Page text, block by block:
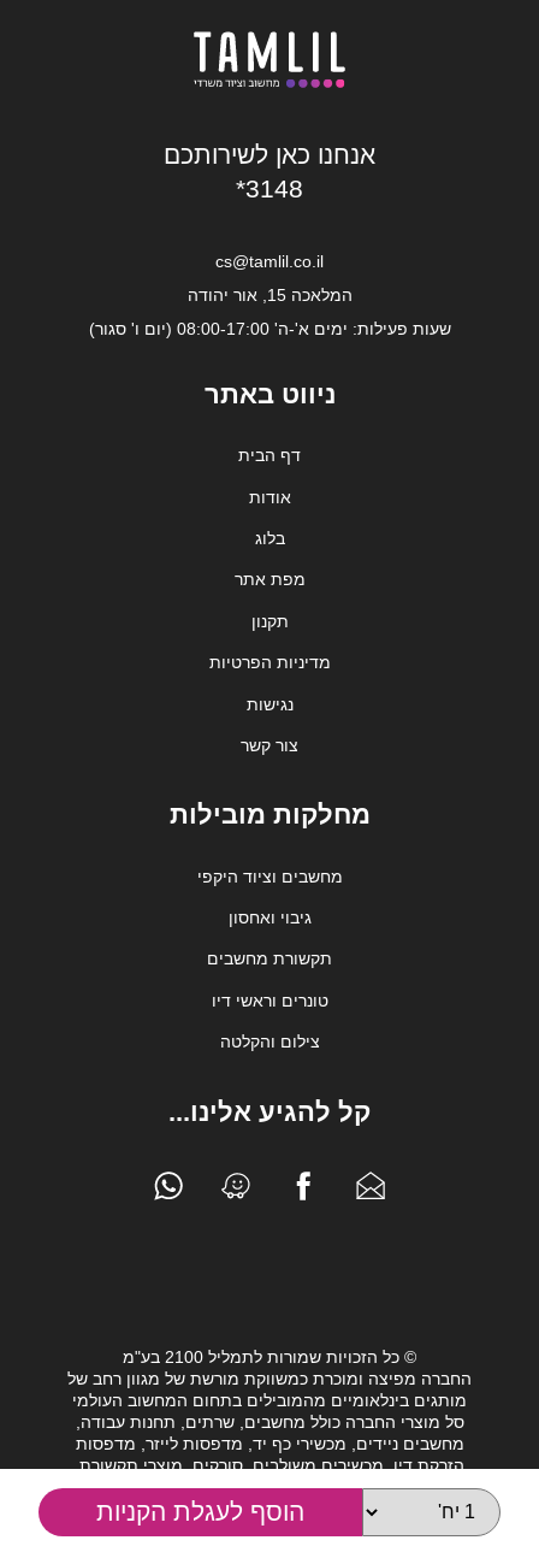
אנחנו כאן לשירותכם
*3148
cs@tamlil.co.il
המלאכה 15, אור יהודה
שעות פעילות: ימים א'-ה' 08:00-17:00 (יום ו' סגור)
ניווט באתר
דף הבית
אודות
בלוג
מפת אתר
תקנון
מדיניות הפרטיות
נגישות
צור קשר
מחלקות מובילות
מחשבים וציוד היקפי
גיבוי ואחסון
תקשורת מחשבים
טונרים וראשי דיו
צילום והקלטה
קל להגיע אלינו...
© כל הזכויות שמורות לתמליל 2100 בע"מ
החברה מפיצה ומוכרת כמשווקת מורשת של מגוון רחב של
מותגים בינלאומיים מהמובילים בתחום המחשוב העולמי
סל מוצרי החברה כולל מחשבים, שרתים, תחנות עבודה,
מחשבים ניידים, מכשירי כף יד, מדפסות לייזר, מדפסות
הזרקת דיו, מכשירים משולבים, סורקים, מוצרי תקשורת,
חלקי מחשב, כונני גיבוי וציוד נלווה מגוון לעולם המחשבים.